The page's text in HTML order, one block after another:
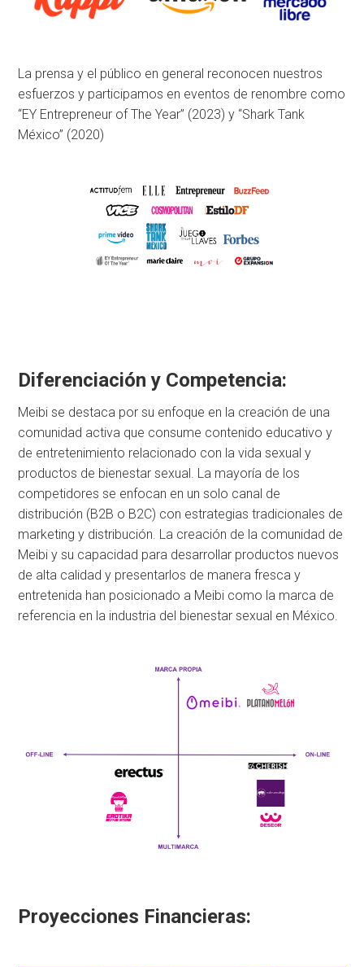
La prensa y el público en general reconocen nuestros
esfuerzos y participamos en eventos de renombre como
“EY Entrepreneur of The Year” (2023) y “Shark Tank
México” (2020)
Diferenciación y Competencia:
Meibi se destaca por su enfoque en la creación de una
comunidad activa que consume contenido educativo y
de entretenimiento relacionado con la vida sexual y
productos de bienestar sexual. La mayoría de los
competidores se enfocan en un solo canal de
distribución (B2B o B2C) con estrategias tradicionales de
marketing y distribución. La creación de la comunidad de
Meibi y su capacidad para desarrollar productos nuevos
de alta calidad y presentarlos de manera fresca y
entretenida han posicionado a Meibi como la marca de
referencia en la industria del bienestar sexual en México.
Proyecciones Financieras: